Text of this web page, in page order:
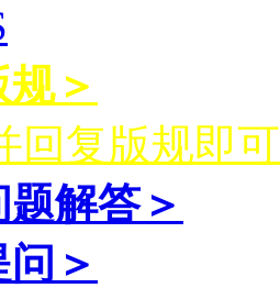
＞
回复版规即
题解答＞
＞